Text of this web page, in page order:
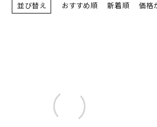
並び替え おすすめ順 新着順 価格